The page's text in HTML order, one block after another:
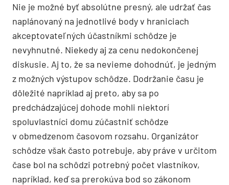
Nie je možné byť absolútne presný, ale udržať čas
naplánovaný na jednotlivé body v hraniciach
akceptovateľných účastníkmi schôdze je
nevyhnutné. Niekedy aj za cenu nedokončenej
diskusie. Aj to, že sa nevieme dohodnúť, je jedným
z možných výstupov schôdze. Dodržanie času je
dôležité napríklad aj preto, aby sa po
predchádzajúcej dohode mohli niektorí
spoluvlastníci domu zúčastniť schôdze
v obmedzenom časovom rozsahu. Organizátor
schôdze však často potrebuje, aby práve v určitom
čase bol na schôdzi potrebný počet vlastníkov,
napríklad, keď sa prerokúva bod so zákonom